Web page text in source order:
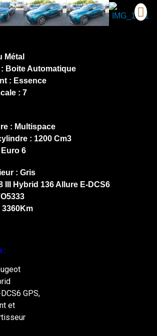
Métal
Boite Automatique
: Essence
: 7
: Multispace
: 1200 Cm3
6
: Gris
III Hybrid 136 Allure E-DCS6
3360Km
:
GPS,
et